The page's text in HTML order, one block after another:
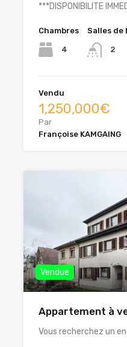
***DISPONIBILITE
Chambres
4
Salles de
2
Vendu
1,250,000€
Par
Françoise KAMGAING
Vendue
Appartement à
Vous recherchez un